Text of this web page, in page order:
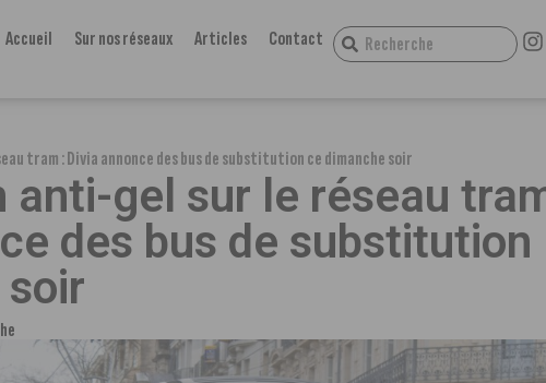
Accueil Sur nos réseaux Articles Contact
tram : Divia annonce des bus de substitution ce dimanche soir
anti-gel sur le réseau
des bus de substitution